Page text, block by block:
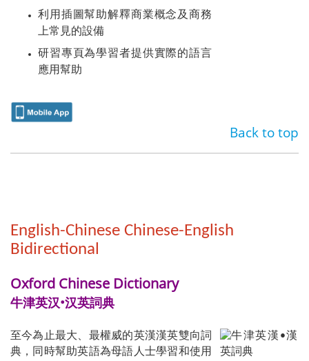
利用插圖幫助解釋商業概念及商務
上常見的設備
研習專頁為學習者提供實際的語言
應用幫助
Back to top
English-Chinese Chinese-English
Bidirectional
Oxford Chinese Dictionary
牛津英汉•汉英詞典
至今為止最大、最權威的英漢漢英雙向詞
典，同時幫助英語為母語人士學習和使用